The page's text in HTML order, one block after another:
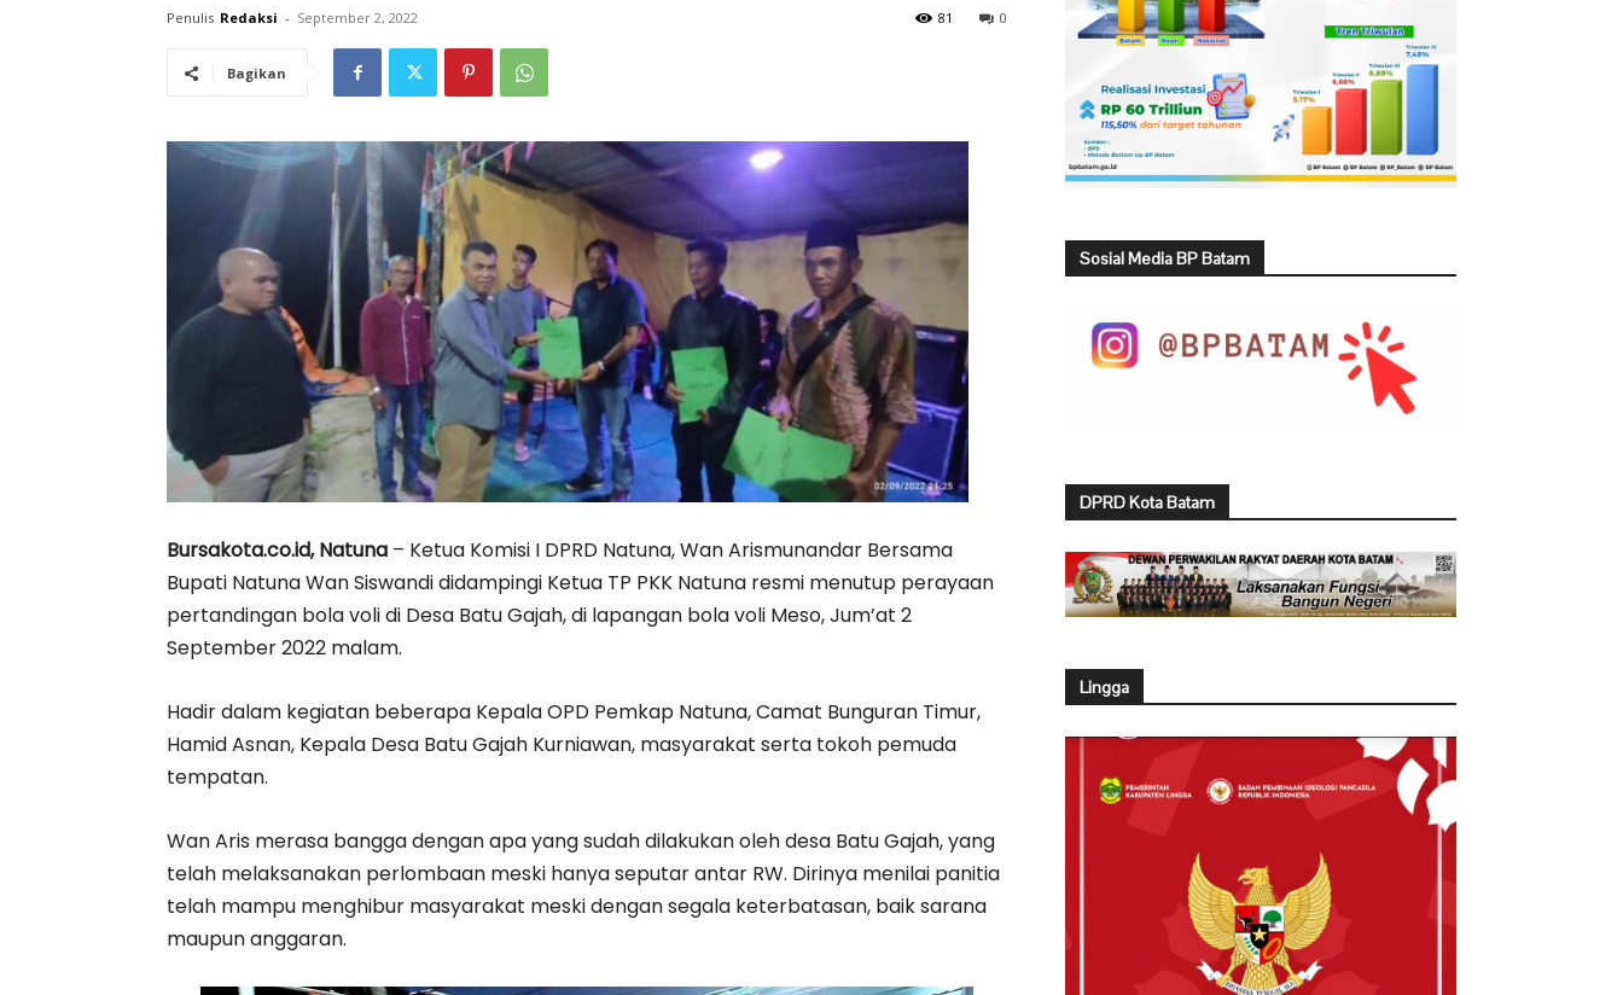
Penulis Redaksi - September 2, 2022 0
81
Bagikan
Bursakota.co.id, Natuna – Ketua Komisi I DPRD Natuna, Wan Arismunandar Bersama
Bupati Natuna Wan Siswandi didampingi Ketua TP PKK Natuna resmi menutup perayaan
pertandingan bola voli di Desa Batu Gajah, di lapangan bola voli Meso, Jum’at 2
September 2022 malam.
Hadir dalam kegiatan beberapa Kepala OPD Pemkap Natuna, Camat Bunguran Timur,
Hamid Asnan, Kepala Desa Batu Gajah Kurniawan, masyarakat serta tokoh pemuda
tempatan.
Wan Aris merasa bangga dengan apa yang sudah dilakukan oleh desa Batu Gajah, yang
telah melaksanakan perlombaan meski hanya seputar antar RW. Dirinya menilai panitia
telah mampu menghibur masyarakat meski dengan segala keterbatasan, baik sarana
maupun anggaran.
Sosial Media BP Batam
DPRD Kota Batam
Lingga